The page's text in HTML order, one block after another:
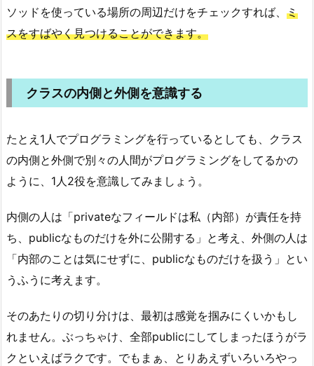
ソッドを使っている場所の周辺だけをチェックすれば、 ミ
スをすばやく見つけることができます。
クラスの内側と外側を意識する
たとえ1人でプログラミングを行っているとしても、クラス
の内側と外側で別々の人間がプログラミングをしてるかの
ように、1人2役を意識してみましょう。
内側の人は「privateなフィールドは私（内部）が責任を持
ち、publicなものだけを外に公開する」と考え、外側の人は
「内部のことは気にせずに、publicなものだけを扱う」とい
うふうに考えます。
そのあたりの切り分けは、最初は感覚を掴みにくいかもし
れません。ぶっちゃけ、全部publicにしてしまったほうがラ
クといえばラクです。でもまぁ、とりあえずいろいろやっ